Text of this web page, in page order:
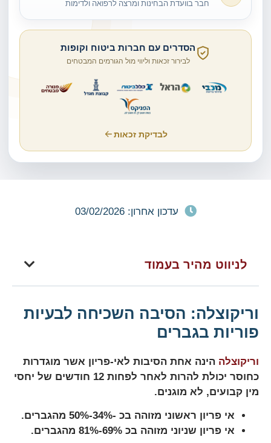
חבר בוועדת הבחינות ומרצה לרפואה ולדימות
הסדרים עם חברות ביטוח וקופות
לבירור זכאות וליווי מול הגורמים המבטחים
לבדיקת זכאות
עדכון אחרון: 03/02/2026
לניווט מהיר בעמוד
וריקוצלה: הסיבה השכיחה לבעיות
פוריות בגברים
וריקוצלה הינה אחת הסיבות לאי-פריון אשר מוגדרות
כחוסר יכולת להרות לאחר לפחות 12 חודשים של יחסי
מין קבועים, לא מוגנים.
אי פריון ראשוני מזוהה בכ -34%-50% מהגברים.
אי פריון שניוני מזוהה בכ 69%-81% מהגברים.